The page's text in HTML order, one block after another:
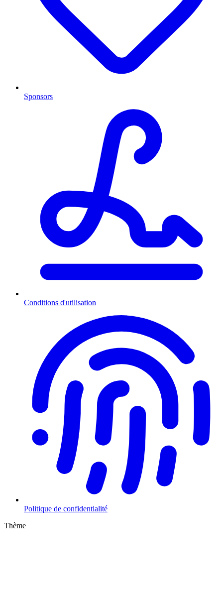
Sponsors
Conditions d'utilisation
Politique de confidentialité
Thème